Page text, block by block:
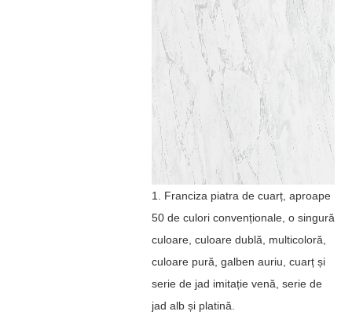
1. Franciza piatra de cuarț, aproape
50 de culori convenționale, o singură
culoare, culoare dublă, multicoloră,
culoare pură, galben auriu, cuarț și
serie de jad imitație venă, serie de
jad alb și platină.